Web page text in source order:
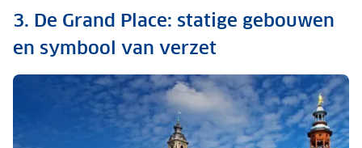
3. De Grand Place: statige gebouwen
en symbool van verzet